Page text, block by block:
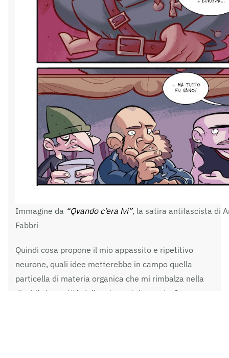
Immagine da “Qvando c’era lvi”, la satira antifascista di
Fabbri
Quindi cosa propone il mio appassito e ripetitivo
neurone, quali idee metterebbe in campo quella
particella di materia organica che mi rimbalza nella
disabitata vastità della mia scatola cranica?